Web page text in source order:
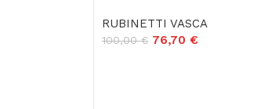
RUBINETTI VASCA
100,00€ 76,70 €